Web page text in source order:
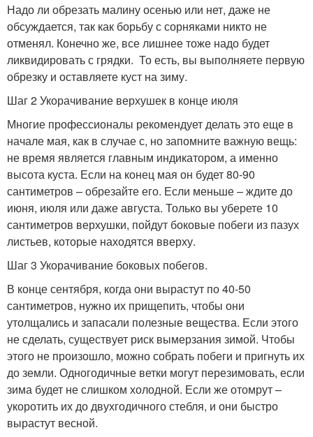
Надо ли обрезать малину осенью или нет, даже не
обсуждается, так как борьбу с сорняками никто не
отменял. Конечно же, все лишнее тоже надо будет
ликвидировать с грядки. То есть, вы выполняете первую
обрезку и оставляете куст на зиму.
Шаг 2 Укорачивание верхушек в конце июля
Многие профессионалы рекомендует делать это еще в
начале мая, как в случае с, но запомните важную вещь:
не время является главным индикатором, а именно
высота куста. Если на конец мая он будет 80-90
сантиметров – обрезайте его. Если меньше – ждите до
июня, июля или даже августа. Только вы уберете 10
сантиметров верхушки, пойдут боковые побеги из пазух
листьев, которые находятся вверху.
Шаг 3 Укорачивание боковых побегов.
В конце сентября, когда они вырастут по 40-50
сантиметров, нужно их прищепить, чтобы они
утолщались и запасали полезные вещества. Если этого
не сделать, существует риск вымерзания зимой. Чтобы
этого не произошло, можно собрать побеги и пригнуть их
до земли. Одногодичные ветки могут перезимовать, если
зима будет не слишком холодной. Если же отомрут –
укоротить их до двухгодичного стебля, и они быстро
вырастут весной.